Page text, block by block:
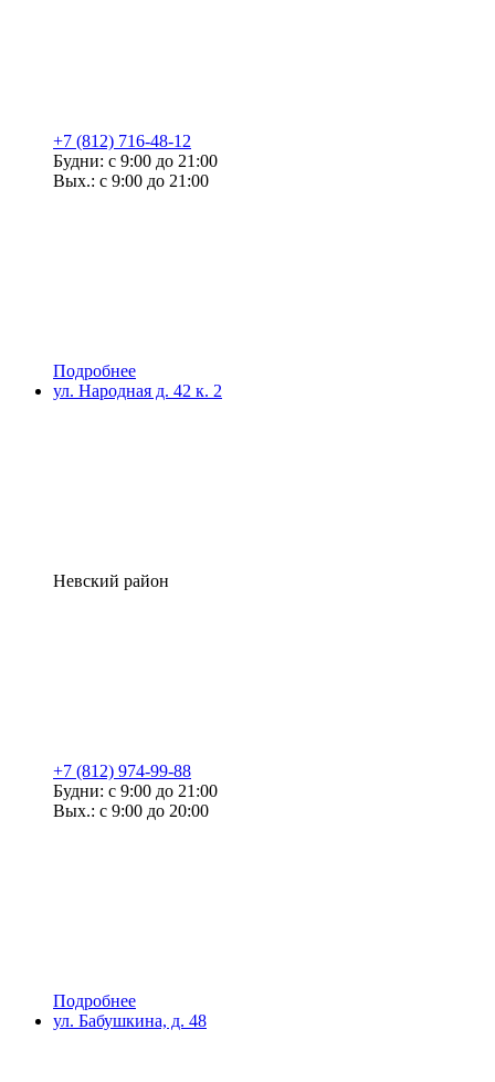
+7 (812) 716-48-12
Будни: с 9:00 до 21:00
Вых.: с 9:00 до 21:00
Подробнее
ул. Народная д. 42 к. 2
Невский район
+7 (812) 974-99-88
Будни: с 9:00 до 21:00
Вых.: с 9:00 до 20:00
Подробнее
ул. Бабушкина, д. 48